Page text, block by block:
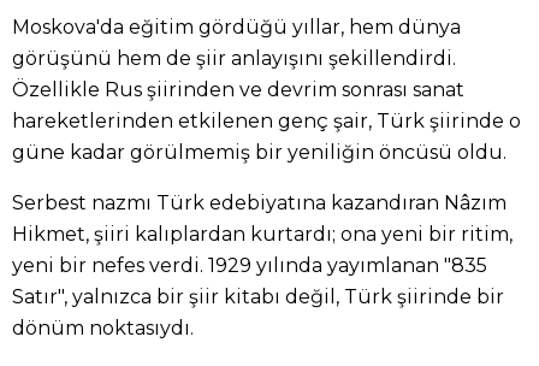
Moskova'da eğitim gördüğü yıllar, hem dünya
görüşünü hem de şiir anlayışını şekillendirdi.
Özellikle Rus şiirinden ve devrim sonrası sanat
hareketlerinden etkilenen genç şair, Türk şiirinde o
güne kadar görülmemiş bir yeniliğin öncüsü oldu.
Serbest nazmı Türk edebiyatına kazandıran Nâzım
Hikmet, şiiri kalıplardan kurtardı; ona yeni bir ritim,
yeni bir nefes verdi. 1929 yılında yayımlanan "835
Satır", yalnızca bir şiir kitabı değil, Türk şiirinde bir
dönüm noktasıydı.